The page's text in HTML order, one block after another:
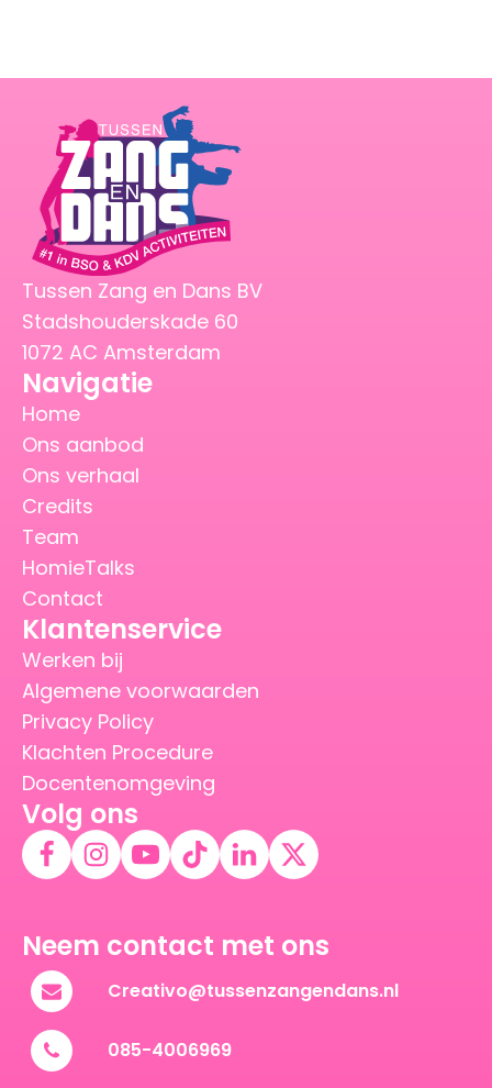
Tussen Zang en Dans BV
Stadshouderskade 60
1072 AC Amsterdam
Navigatie
Home
Ons aanbod
Ons verhaal
Credits
Team
HomieTalks
Contact
Klantenservice
Werken bij
Algemene voorwaarden
Privacy Policy
Klachten Procedure
Docentenomgeving
Volg ons
Neem contact met ons
Creativo@tussenzangendans.nl
085-4006969